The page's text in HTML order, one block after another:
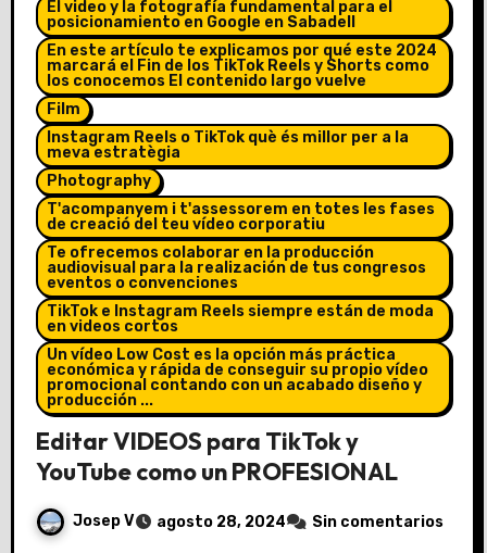
El video y la fotografía fundamental para el
posicionamiento en Google en Sabadell
En este artículo te explicamos por qué este 2024
marcará el Fin de los TikTok Reels y Shorts como
los conocemos El contenido largo vuelve
Film
Instagram Reels o TikTok què és millor per a la
meva estratègia
Photography
T'acompanyem i t'assessorem en totes les fases
de creació del teu vídeo corporatiu
Te ofrecemos colaborar en la producción
audiovisual para la realización de tus congresos
eventos o convenciones
TikTok e Instagram Reels siempre están de moda
en videos cortos
Un vídeo Low Cost es la opción más práctica
económica y rápida de conseguir su propio vídeo
promocional contando con un acabado diseño y
producción ...
Editar VIDEOS para TikTok y
YouTube como un PROFESIONAL
Josep V agosto 28, 2024 Sin comentarios